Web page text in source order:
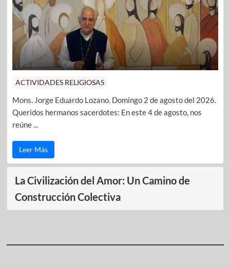
ACTIVIDADES RELIGIOSAS
Mons. Jorge Eduardo Lozano. Domingo 2 de agosto del 2026.
Queridos hermanos sacerdotes: En este 4 de agosto, nos
reúne ...
Leer Más
La Civilización del Amor: Un Camino de
Construcción Colectiva